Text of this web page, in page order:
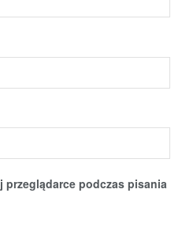
przeglądarce podczas pisania